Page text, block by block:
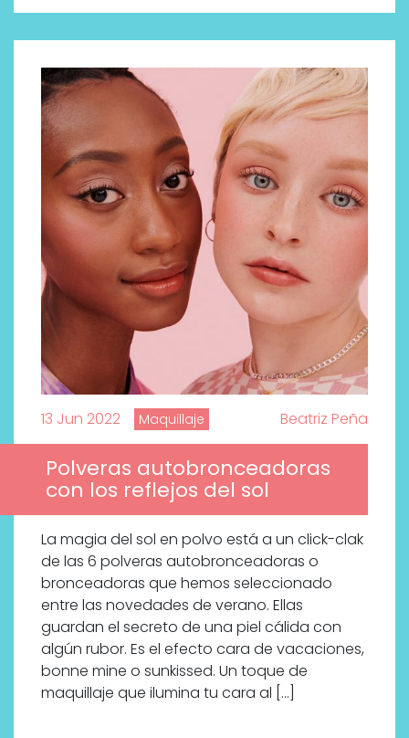
13 Jun 2022 Maquillaje Beatriz Peña
Polveras autobronceadoras
con los reflejos del sol
La magia del sol en polvo está a un click-clak
de las 6 polveras autobronceadoras o
bronceadoras que hemos seleccionado
entre las novedades de verano. Ellas
guardan el secreto de una piel cálida con
algún rubor. Es el efecto cara de vacaciones,
bonne mine o sunkissed. Un toque de
maquillaje que ilumina tu cara al […]